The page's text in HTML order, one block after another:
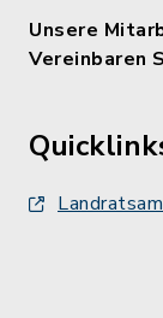
Unsere
Vereinbaren